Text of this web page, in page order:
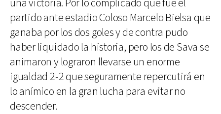
una victoria. Por lo complicado que fue el
partido ante estadio Coloso Marcelo Bielsa que
ganaba por los dos goles y de contra pudo
haber liquidado la historia, pero los de Sava se
animaron y lograron llevarse un enorme
igualdad 2-2 que seguramente repercutirá en
lo anímico en la gran lucha para evitar no
descender.